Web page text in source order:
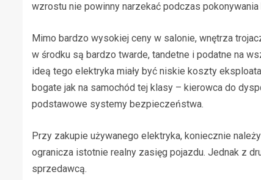
wzrostu nie powinny narzekać podczas
Mimo bardzo wysokiej ceny w salonie, wnętrza
w środku są bardzo twarde, tandetne i podatne na
ideą tego elektryka miały być niskie koszty
bogate jak na samochód tej klasy – kierowca do
podstawowe systemy bezpieczeństwa.
Przy zakupie używanego elektryka, koniecznie
ogranicza istotnie realny zasięg pojazdu. Jednak z
sprzedawcą.